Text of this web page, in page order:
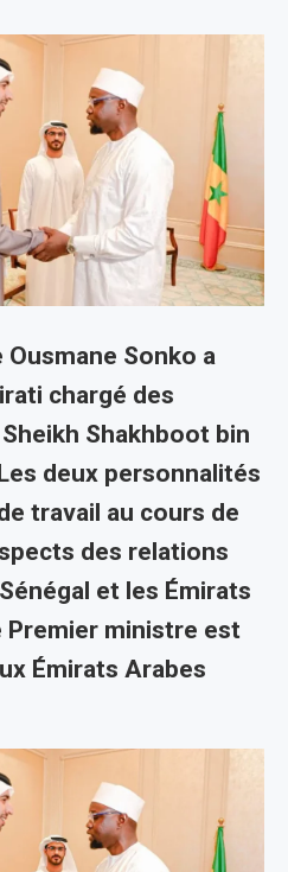
Sonko a
chargé des
Shakhboot bin
deux personnalités
travail au cours de
des relations
et les Émirats
Premier ministre est
Émirats Arabes